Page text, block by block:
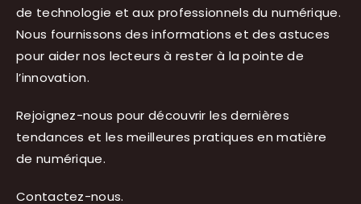
de technologie et aux professionnels du numérique.
Nous fournissons des informations et des astuces
pour aider nos lecteurs à rester à la pointe de
l’innovation.
Rejoignez-nous pour découvrir les dernières
tendances et les meilleures pratiques en matière
de numérique.
Contactez-nous.